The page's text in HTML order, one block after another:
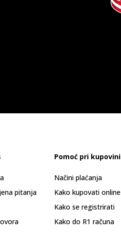
pitanja
Pomoć pri kupovini
Načini plaćanja
Kako kupovati online
Kako se registrirati
Kako do R1 računa